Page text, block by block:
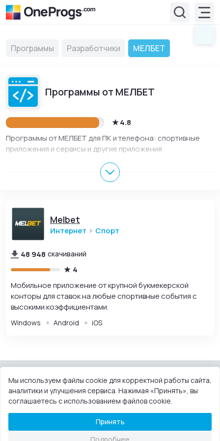
Программы Разработчики МЕЛБЕТ
Программы от МЕЛБЕТ
4.8
Программы от МЕЛБЕТ для ПК и телефона: спортивные
приложения и сервисы и другие приложения
Windows, Андроид и iOS, описания, обновления,
скриншоты и официальные ссылки разработчика для
Melbet
Интернет Спорт
48 948 скачиваний
4
Мобильное приложение от крупной букмекерской
конторы для ставок на любые спортивные события с
высокими коэффициентами.
Windows Android iOS
КОНТАКТЫ
ПОЛЬЗОВАТЕЛЬСКОЕ СОГЛАШЕНИЕ
ПРАВООБЛАДАТЕЛЯМ
DMCA
© 2013-2026 OneProgs™ — каталог программ для компьютера и
Мы используем файлы cookie для корректной работы сайта,
аналитики и улучшения сервиса. Нажимая «Принять», вы
соглашаетесь с использованием файлов cookie.
Принять